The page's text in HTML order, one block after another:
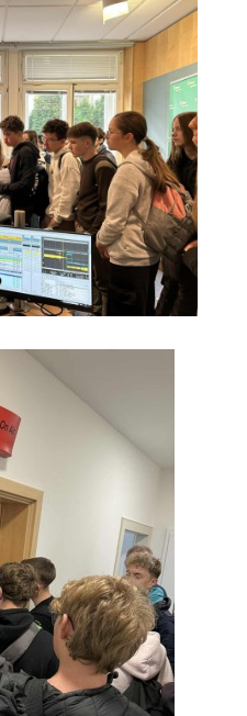
70994099
84
Družina: 732 246 380, Jídelna:
2hgmui6